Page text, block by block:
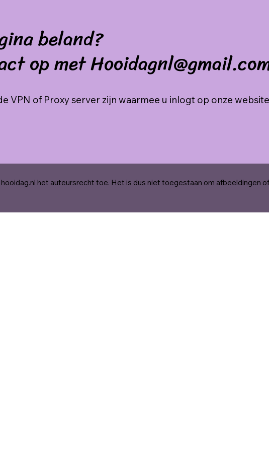
beland?
op met
VPN of Proxy server zijn waarmee u inlogt op onze
het auteursrecht toe. Het is dus niet toegestaan om